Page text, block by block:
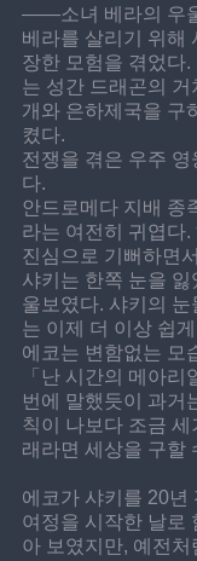
——소녀 베라의
베라를 살리기 위해
장한 모험을 겪었다
는 성간 드래곤의
개와 은하제국을 구
켰다.
전쟁을 겪은 우주
다.
안드로메다 지배 종
라는 여전히 귀엽다
진심으로 기뻐하면
샤키는 한쪽 눈을
울보였다. 샤키의
는 이제 더 이상 쉽
에코는 변함없는 모
「난 시간의 메아
번에 말했듯이 과거
칙이 나보다 조금
래라면 세상을 구할
에코가 샤키를 20년
여정을 시작한 날로
아 보였지만, 예전